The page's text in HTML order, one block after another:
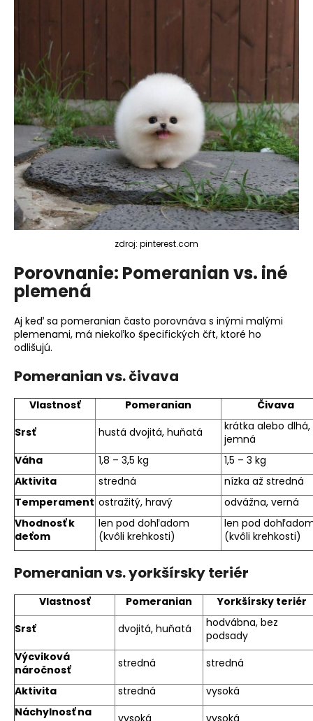
zdroj: pinterest.com
Porovnanie: Pomeranian vs. iné
plemená
Aj keď sa pomeranian často porovnáva s inými malými
plemenami, má niekoľko špecifických čŕt, ktoré ho
odlišujú.
Pomeranian vs. čivava
Vlastnosť Pomeranian
Čivava
Srsť
hustá dvojitá, huňatá
krátka alebo dlhá,
jemná
Váha
1,8 – 3,5 kg
1,5 – 3 kg
Aktivita
stredná
nízka až stredná
Temperament ostražitý, hravý
odvážna, verná
Vhodnosť k
deťom
len pod dohľadom
(kvôli krehkosti)
len pod
(kvôli krehkosti)
Pomeranian vs. yorkšírsky teriér
Vlastnosť Pomeranian
Yorkšírsky teriér
Srsť
dvojitá, huňatá
hodvábna, bez
podsady
Výcviková
náročnosť
stredná
stredná
Aktivita
stredná
vysoká
Náchylnosťna